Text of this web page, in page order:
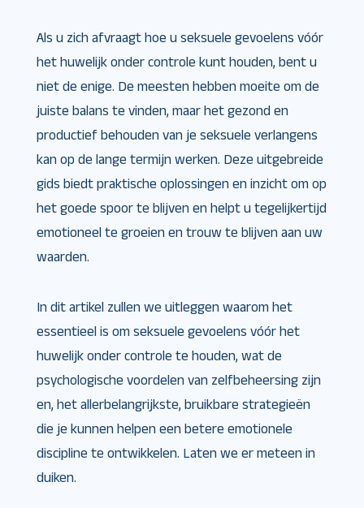
Als u zich afvraagt ​​hoe u seksuele gevoelens vóór
het huwelijk onder controle kunt houden, bent u
niet de enige. De meesten hebben moeite om de
juiste balans te vinden, maar het gezond en
productief behouden van je seksuele verlangens
kan op de lange termijn werken. Deze uitgebreide
gids biedt praktische oplossingen en inzicht om op
het goede spoor te blijven en helpt u tegelijkertijd
emotioneel te groeien en trouw te blijven aan uw
waarden.
In dit artikel zullen we uitleggen waarom het
essentieel is om seksuele gevoelens vóór het
huwelijk onder controle te houden, wat de
psychologische voordelen van zelfbeheersing zijn
en, het allerbelangrijkste, bruikbare strategieën
die je kunnen helpen een betere emotionele
discipline te ontwikkelen. Laten we er meteen in
duiken.